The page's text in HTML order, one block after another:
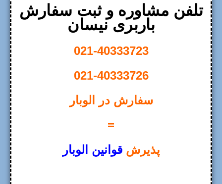
تلفن مشاوره و ثبت سفارش
باربری نیسان
021-40333723
021-40333726
سفارش در الوبار
=
پذیرشقوانین الوبار